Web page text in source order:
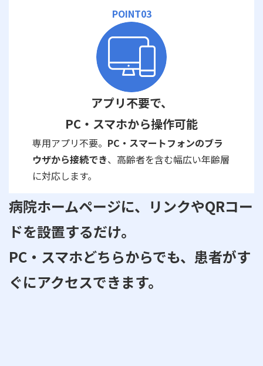
POINT03
アプリ不要で、
PC・スマホから操作可能
専用アプリ不要。 PC・スマートフォンのブラ
ウザから接続でき、高齢者を含む幅広い年齢層
に対応します。
病院ホームページに、リンクやQRコー
ドを設置するだけ。
PC・スマホどちらからでも、患者がす
ぐにアクセスできます。